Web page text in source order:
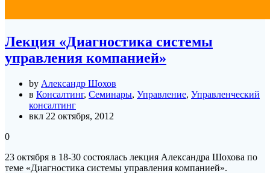
Лекция «Диагностика системы
управления компанией»
by Александр Шохов
в Консалтинг, Семинары, Управление, Управленческий
консалтинг
вкл 22 октября, 2012
0
23 октября в 18-30 состоялась лекция Александра Шохова по
теме «Диагностика системы управления компанией».